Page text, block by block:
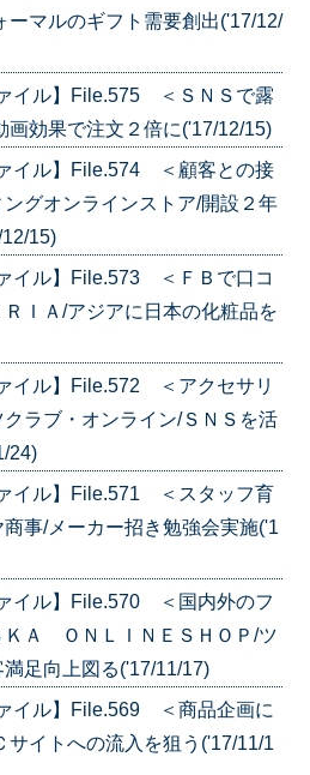
ーマルのギフト需要創出('17/12/
イル】File.575 ＜ＳＮＳで露
画効果で注文２倍に('17/12/15)
イル】File.574 ＜顧客との接
グオンラインストア/開設２年
15)
イル】File.573 ＜ＦＢで口コ
ＩＡ/アジアに日本の化粧品を
イル】File.572 ＜アクセサリ
ラブ・オンライン/ＳＮＳを活
24)
イル】File.571 ＜スタッフ育
事/メーカー招き勉強会実施('1
イル】File.570 ＜国内外のフ
ＫＡ ＯＮＬＩＮＥＳＨＯＰ/ツ
足向上図る('17/11/17)
イル】File.569 ＜商品企画に
サイトへの流入を狙う('17/11/1